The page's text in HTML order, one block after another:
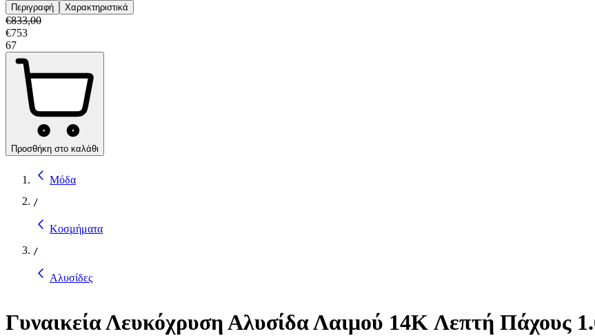
Περιγραφή Χαρακτηριστικά
€833,00
€753
67
Προσθήκη στο καλάθι
Μόδα
/
Κοσμήματα
/
Αλυσίδες
Γυναικεία Λευκόχρυση Αλυσίδα Λαιμού 14K Λεπτή Πάχους